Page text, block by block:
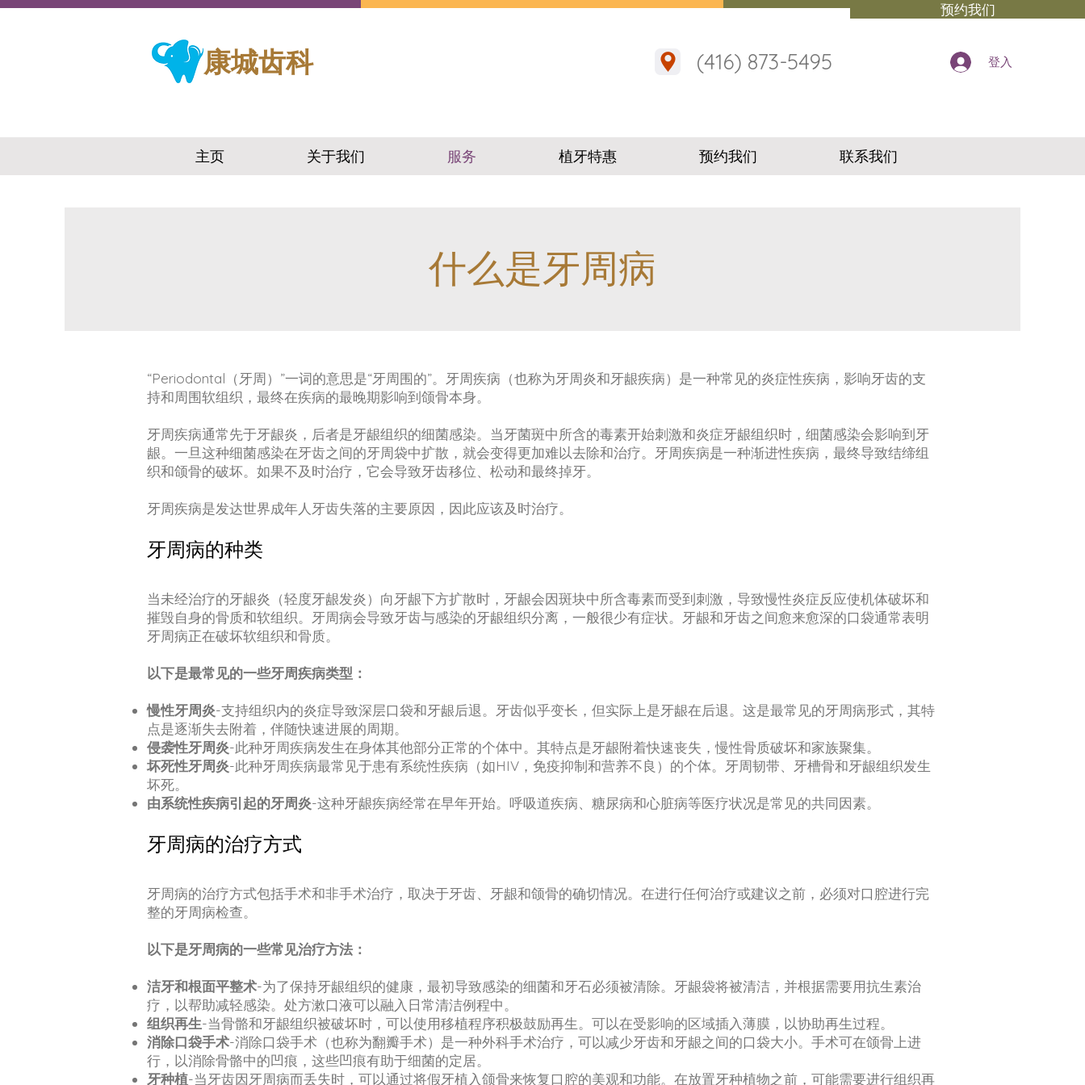
预约我们
​康城齿科 (416) 873-5495 登入
主页 关于我们 服务 植牙特惠 预约我们 联系我们
什么是牙周病
“Periodontal（牙周）”一词的意思是“牙周围的”。牙周疾病（也称为牙周炎和牙龈疾病）是一种常见的炎症性疾病，影响牙齿的支
持和周围软组织，最终在疾病的最晚期影响到颌骨本身。
牙周疾病通常先于牙龈炎，后者是牙龈组织的细菌感染。当牙菌斑中所含的毒素开始刺激和炎症牙龈组织时，细菌感染会影响到牙
龈。一旦这种细菌感染在牙齿之间的牙周袋中扩散，就会变得更加难以去除和治疗。牙周疾病是一种渐进性疾病，最终导致结缔组
织和颌骨的破坏。如果不及时治疗，它会导致牙齿移位、松动和最终掉牙。
牙周疾病是发达世界成年人牙齿失落的主要原因，因此应该及时治疗。
牙周病的种类
当未经治疗的牙龈炎（轻度牙龈发炎）向牙龈下方扩散时，牙龈会因斑块中所含毒素而受到刺激，导致慢性炎症反应使机体破坏和
摧毁自身的骨质和软组织。牙周病会导致牙齿与感染的牙龈组织分离，一般很少有症状。牙龈和牙齿之间愈来愈深的口袋通常表明
牙周病正在破坏软组织和骨质。
以下是最常见的一些牙周疾病类型：
慢性牙周炎-支持组织内的炎症导致深层口袋和牙龈后退。牙齿似乎变长，但实际上是牙龈在后退。这是最常见的牙周病形式，其特
点是逐渐失去附着，伴随快速进展的周期。
侵袭性牙周炎-此种牙周疾病发生在身体其他部分正常的个体中。其特点是牙龈附着快速丧失，慢性骨质破坏和家族聚集。
坏死性牙周炎-此种牙周疾病最常见于患有系统性疾病（如HIV，免疫抑制和营养不良）的个体。牙周韧带、牙槽骨和牙龈组织发生
坏死。
由系统性疾病引起的牙周炎-这种牙龈疾病经常在早年开始。呼吸道疾病、糖尿病和心脏病等医疗状况是常见的共同因素。
牙周病的治疗方式
牙周病的治疗方式包括手术和非手术治疗，取决于牙齿、牙龈和颌骨的确切情况。在进行任何治疗或建议之前，必须对口腔进行完
整的牙周病检查。
以下是牙周病的一些常见治疗方法：
洁牙和根面平整术-为了保持牙龈组织的健康，最初导致感染的细菌和牙石必须被清除。牙龈袋将被清洁，并根据需要用抗生素治
疗，以帮助减轻感染。处方漱口液可以融入日常清洁例程中。
组织再生-当骨骼和牙龈组织被破坏时，可以使用移植程序积极鼓励再生。可以在受影响的区域插入薄膜，以协助再生过程。
消除口袋手术-消除口袋手术（也称为翻瓣手术）是一种外科手术治疗，可以减少牙齿和牙龈之间的口袋大小。手术可在颌骨上进
行，以消除骨骼中的凹痕，这些凹痕有助于细菌的定居。
牙种植-当牙齿因牙周病而丢失时，可以通过将假牙植入颌骨来恢复口腔的美观和功能。在放置牙种植物之前，可能需要进行组织再